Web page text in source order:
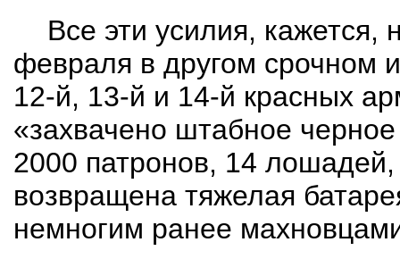
Все эти усилия, кажется,
февраля в другом срочном
12-й, 13-й и 14-й красных
«захвачено штабное черное
2000 патронов, 14
возвращена тяжелая
немногим ранее